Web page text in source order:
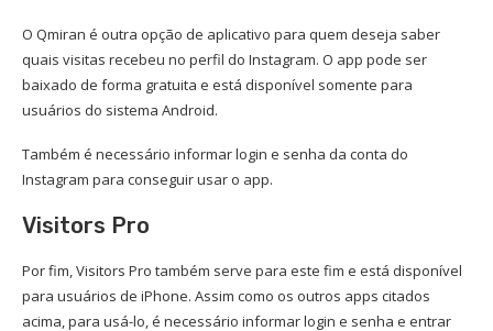
O Qmiran é outra opção de aplicativo para quem deseja saber
quais visitas recebeu no perfil do Instagram. O app pode ser
baixado de forma gratuita e está disponível somente para
usuários do sistema Android.
Também é necessário informar login e senha da conta do
Instagram para conseguir usar o app.
Visitors Pro
Por fim, Visitors Pro também serve para este fim e está disponível
para usuários de iPhone. Assim como os outros apps citados
acima, para usá-lo, é necessário informar login e senha e entrar